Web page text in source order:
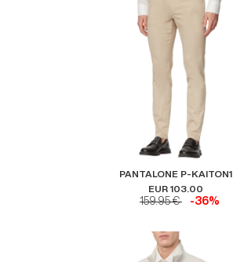
PANTALONE P-KAITON1
EUR 103.00
159.95 € -36%